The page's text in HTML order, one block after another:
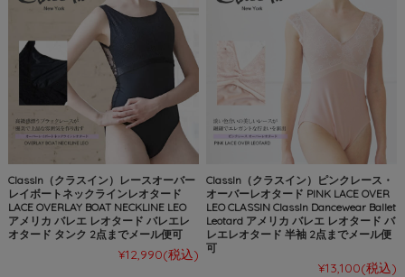
ClassIn（クラスイン）レースオーバー
レイボートネックラインレオタード
LACE OVERLAY BOAT NECKLINE LEO
アメリカ バレエ レオタード バレエレ
オタード タンク 2点までメール便可
¥12,990(税込)
ClassIn（クラスイン）ピンクレース・
オーバーレオタード PINK LACE OVER
LEO CLASSIN ClassIn Dancewear Ballet
Leotard アメリカ バレエ レオタード バ
レエレオタード 半袖 2点までメール便
可
¥13,100(税込)